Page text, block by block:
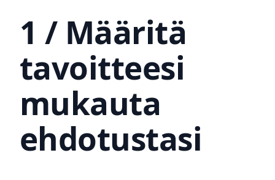
1 / Määritä
tavoitteesi
mukauta
ehdotustasi